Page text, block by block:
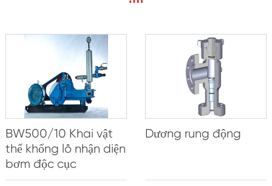
BW500/10 Khai vật
thể khổng lồ nhận diện
bơm độc cục
Dương rung động